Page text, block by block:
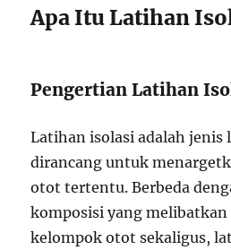
Apa Itu Latihan
Pengertian Latihan
Latihan isolasi adalah jenis
dirancang untuk
otot tertentu. Berbeda
komposisi yang melibatkan
kelompok otot sekaligus,